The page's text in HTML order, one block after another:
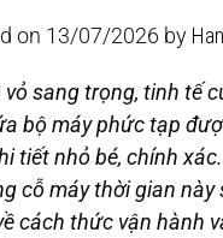
on 13/07/2026 by
sang trọng, tinh tế
bộ máy phức tạp
tiết nhỏ bé, chính
cỗ máy thời gian này
cách thức vận hành